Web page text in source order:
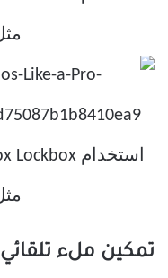
تمكين ملء تلقائي